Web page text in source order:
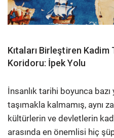
Kıtaları Birleştiren
Koridoru: İpek Yolu
İnsanlık tarihi boyunca
taşımakla kalmamış, aynı
kültürlerin ve devletlerin
arasında en önemlisi hiç